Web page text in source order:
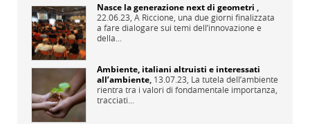
Nasce la generazione next di geometri ,
22.06.23, A Riccione, una due giorni finalizzata
a fare dialogare sui temi dell’innovazione e
della...
Ambiente, italiani altruisti e interessati
all’ambiente, 13.07.23, La tutela dell’ambiente
rientra tra i valori di fondamentale importanza,
tracciati...